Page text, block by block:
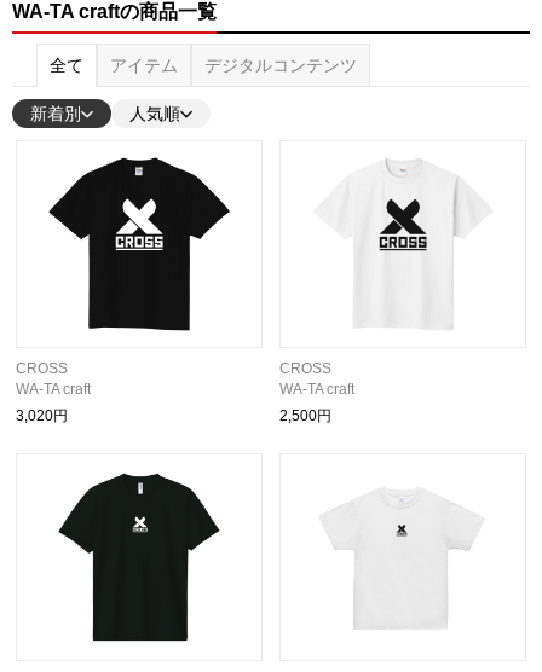
WA-TA craftの商品一覧
全て アイテム デジタルコンテンツ
新着別 人気順
CROSS
WA-TA craft
3,020円
CROSS
WA-TA craft
2,500円